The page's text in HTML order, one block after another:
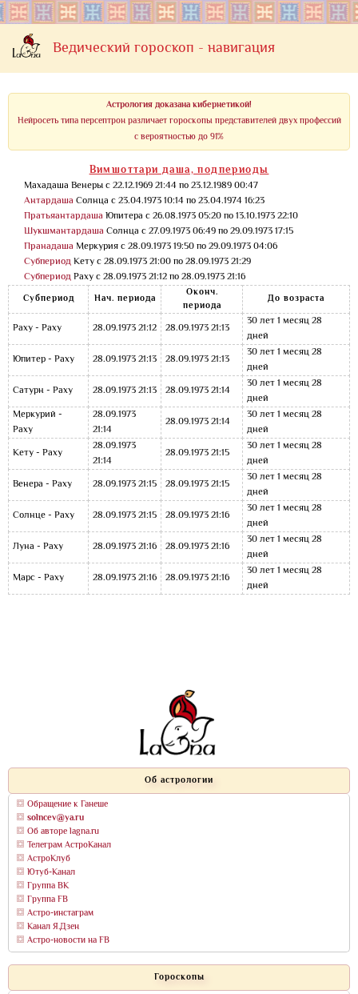
Ведический гороскоп - навигация
Астрология доказана кибернетикой!
Нейросеть типа персептрон различает гороскопы представителей двух профессий
с вероятностью до 91%
Вимшоттари даша, подпериоды
Махадаша Венеры с 22.12.1969 21:44 по 23.12.1989 00:47
Антардаша Солнца с 23.04.1973 10:14 по 23.04.1974 16:23
Пратьяантардаша Юпитера с 26.08.1973 05:20 по 13.10.1973 22:10
Шукшмантардаша Солнца с 27.09.1973 06:49 по 29.09.1973 17:15
Пранадаша Меркурия с 28.09.1973 19:50 по 29.09.1973 04:06
СубпериодКету с 28.09.1973 21:00 по 28.09.1973 21:29
СубпериодРаху с 28.09.1973 21:12 по 28.09.1973 21:16
Субпериод Нач. периода
Оконч.
периода
До возраста
Раху - Раху 28.09.1973 21:12 28.09.1973 21:13
30 лет 1 месяц 28
дней
Юпитер - Раху
28.09.1973 21:13 28.09.1973 21:13
30 лет 1 месяц 28
дней
Сатурн - Раху
28.09.1973 21:13 28.09.1973 21:14
30 лет 1 месяц 28
дней
Меркурий -
Раху
28.09.1973
21:14
28.09.1973 21:14
30 лет 1 месяц 28
дней
Кету - Раху
28.09.1973
21:14
28.09.1973 21:15
30 лет 1 месяц 28
дней
Венера - Раху
28.09.1973 21:15 28.09.1973 21:15
30 лет 1 месяц 28
дней
Солнце - Раху
28.09.1973 21:15 28.09.1973 21:16
30 лет 1 месяц 28
дней
Луна - Раху
28.09.1973 21:16 28.09.1973 21:16
30 лет 1 месяц 28
дней
Марс - Раху
28.09.1973 21:16 28.09.1973 21:16
30 лет 1 месяц 28
дней
Об астрологии
Обращение к Ганеше
solncev@ya.ru
Об авторе lagna.ru
Телеграм АстроКанал
АстроКлуб
Ютуб-Канал
Группа ВК
Группа FB
Астро-инстаграм
Канал Я.Дзен
Астро-новости на FB
Гороскопы